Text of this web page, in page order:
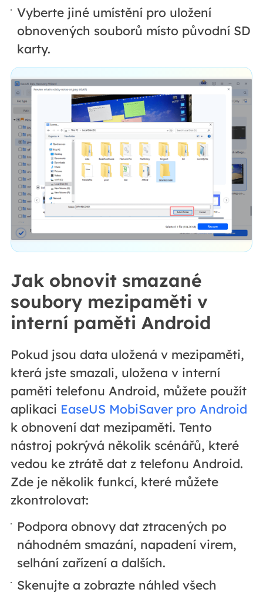
Vyberte jiné umístění pro uložení
obnovených souborů místo původní SD
karty.
Jak obnovit smazané
soubory mezipaměti v
interní paměti Android
Pokud jsou data uložená v mezipaměti,
která jste smazali, uložena v interní
paměti telefonu Android, můžete použít
aplikaci EaseUS MobiSaver pro Android
k obnovení dat mezipaměti. Tento
nástroj pokrývá několik scénářů, které
vedou ke ztrátě dat z telefonu Android.
Zde je několik funkcí, které můžete
zkontrolovat:
Podpora obnovy dat ztracených po
náhodném smazání, napadení virem,
selhání zařízení a dalších.
Skenujte a zobrazte náhled všech